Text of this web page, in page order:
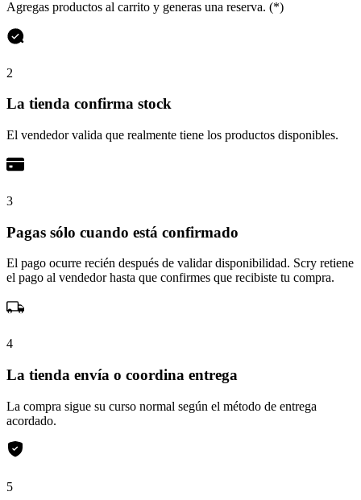
Agregas productos al carrito y generas una reserva. (*)
2
La tienda confirma stock
El vendedor valida que realmente tiene los productos disponibles.
3
Pagas sólo cuando está confirmado
El pago ocurre recién después de validar disponibilidad. Scry retiene
el pago al vendedor hasta que confirmes que recibiste tu compra.
4
La tienda envía o coordina entrega
La compra sigue su curso normal según el método de entrega
acordado.
5